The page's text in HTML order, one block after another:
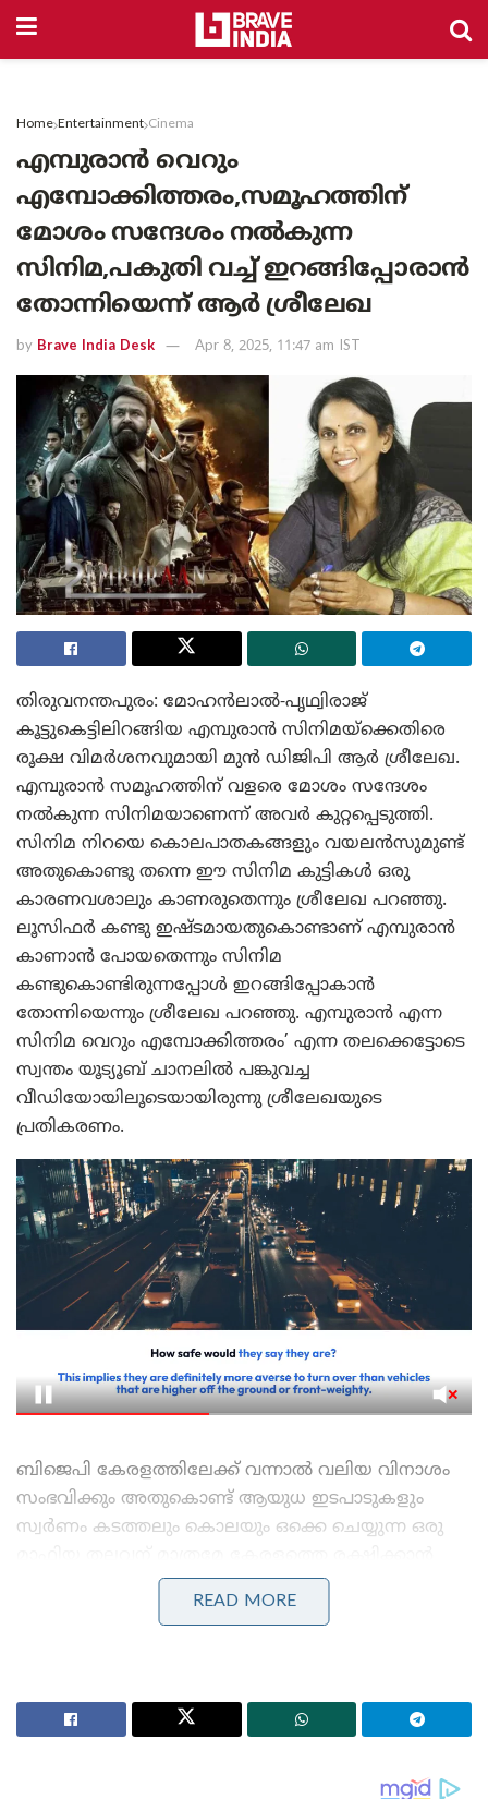
Home Entertainment Cinema
എമ്പുരാൻ വെറും
എമ്പോക്കിത്തരം,സമൂഹത്തിന്
മോശം സന്ദേശം നൽകുന്ന
സിനിമ,പകുതി വച്ച് ഇറങ്ങിപ്പോരാൻ
തോന്നിയെന്ന് ആർ ശ്രീലേഖ
by Brave India Desk Apr 8, 2025, 11:47 am IST
തിരുവനന്തപുരം: മോഹൻലാൽ-പൃഥ്വിരാജ്
കൂട്ടുകെട്ടിലിറങ്ങിയ എമ്പുരാൻ സിനിമയ്‌ക്കെതിരെ
രൂക്ഷ വിമർശനവുമായി മുൻ ഡിജിപി ആർ ശ്രീലേഖ.
എമ്പുരാൻ സമൂഹത്തിന് വളരെ മോശം സന്ദേശം
നൽകുന്ന സിനിമയാണെന്ന് അവർ കുറ്റപ്പെടുത്തി.
സിനിമ നിറയെ കൊലപാതകങ്ങളും വയലൻസുമുണ്ട്
അതുകൊണ്ടു തന്നെ ഈ സിനിമ കുട്ടികൾ ഒരു
കാരണവശാലും കാണരുതെന്നും ശ്രീലേഖ പറഞ്ഞു.
ലൂസിഫർ കണ്ടു ഇഷ്ടമായതുകൊണ്ടാണ് എമ്പുരാൻ
കാണാൻ പോയതെന്നും സിനിമ
കണ്ടുകൊണ്ടിരുന്നപ്പോൾ ഇറങ്ങിപ്പോകാൻ
തോന്നിയെന്നും ശ്രീലേഖ പറഞ്ഞു. എമ്പുരാൻ എന്ന
സിനിമ വെറും എമ്പോക്കിത്തരം’ എന്ന തലക്കെട്ടോടെ
സ്വന്തം യൂട്യൂബ് ചാനലിൽ പങ്കുവച്ച
വീഡിയോയിലൂടെയായിരുന്നു ശ്രീലേഖയുടെ
പ്രതികരണം.
ബിജെപി കേരളത്തിലേക്ക് വന്നാൽ വലിയ വിനാശം
സംഭവിക്കും അതുകൊണ്ട് ആയുധ ഇടപാടുകളും
സ്വർണം കടത്തലും കൊലയും ഒക്കെ ചെയ്യുന്ന ഒരു
കഴിയൂ എന്നാണു സിനിമയിൽ പറയുന്നതു.
വർഷങ്ങൾക്കു മുൻപ് നടന്ന ഗോധ്ര കലാപത്തെ
ശ്രമിക്കുന്നുവെന്നും അവർ കുറ്റപ്പെടുത്തി.
READ MORE